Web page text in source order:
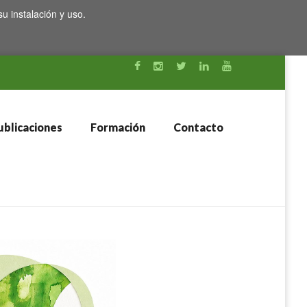
instalación y uso.
Formación Contacto